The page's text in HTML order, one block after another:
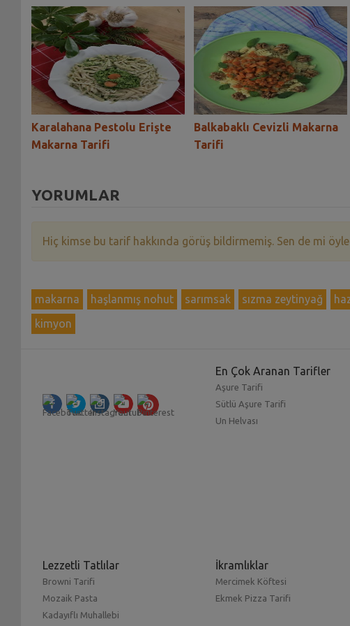
Karalahana Pestolu Erişte
Makarna Tarifi
Balkabaklı Cevizli Makarna
Tarifi
YORUMLAR
Hiç kimse bu tarif hakkında görüş bildirmemiş. Sen de mi
makarna haşlanmış nohut sarımsak sızma zeytinyağ
kimyon
En Çok Aranan Tarifler
Aşure Tarifi
Sütlü Aşure Tarifi
Un Helvası
Lezzetli Tatlılar
Browni Tarifi
Mozaik Pasta
Kadayıflı Muhallebi
İkramlıklar
Mercimek Köftesi
Ekmek Pizza Tarifi